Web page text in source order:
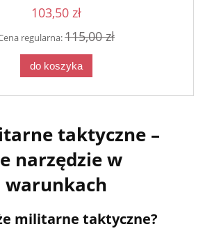
103,50 zł
regularna:115,00 zł
do koszyka
taktyczne –
narzędzie w
militarne taktyczne?